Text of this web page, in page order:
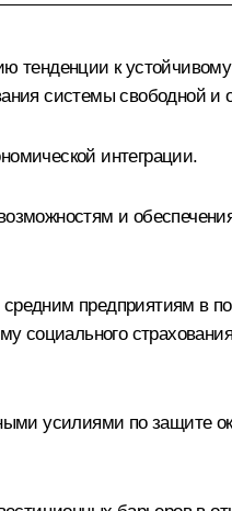
тенденции к
системы свободной и
интеграции.
и
предприятиям в
социального
усилиями по